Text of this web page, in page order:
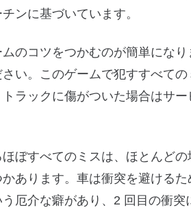
ンに基づいています。
のコツをつかむのが簡単にな
さい。このゲームで犯すすべて
ラックに傷がついた場合はサ
ぼすべてのミスは、ほとんど
あります。車は衝突を避ける
厄介な癖があり、2 回目の衝突